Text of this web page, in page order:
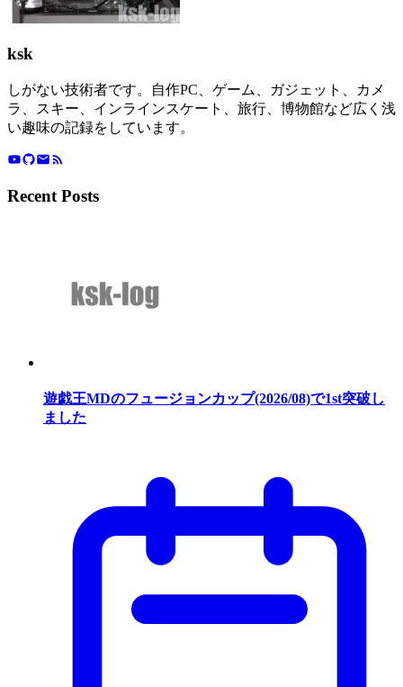
ksk
しがない技術者です。自作PC、ゲーム、ガジェット、カメ
ラ、スキー、インラインスケート、旅行、博物館など広く浅
い趣味の記録をしています。
Recent Posts
遊戯王MDのフュージョンカップ(2026/08)で1st突破し
ました